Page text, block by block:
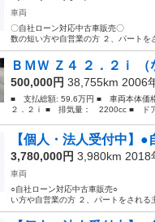
車両
〇自社ローン対応中古
数の短い方や自営業の方 ２、パートを
ＢＭＷ Ｚ４ ２．２ｉ （
500,000円 38,755km 2006
■ 支払総額: 59.6万円 ■ 車両本体
２．２ｉ ■ 排気量： 2200cc ■ ド
【個人・法人受付中】
3,780,000円 3,980km 2018
車両
○自社ローン対応中古車
い方や自営業の方 ２、パートをされる